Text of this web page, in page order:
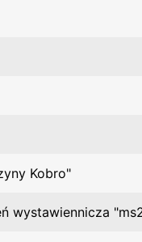
Kobro"
wystawiennicza